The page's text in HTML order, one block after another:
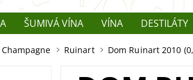
ŠUMIVÁ VÍNA VÍNA DESTILÁTY
O ŠAMPAŇSKÉM
Champagne Ruinart Dom Ruinart 2010